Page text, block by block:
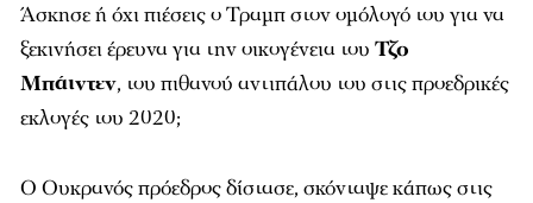
Άσκησε ή όχι πιέσεις ο Τραμπ στον ομόλογό του για να
ξεκινήσει έρευνα για την οικογένεια του Τζο
Μπάιντεν, του πιθανού αντιπάλου του στις προεδρικές
εκλογές του 2020;
Ο Ουκρανός πρόεδρος δίστασε, σκόνταψε κάπως στις